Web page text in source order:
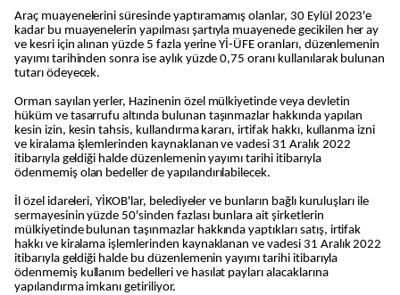
Araç muayenelerini süresinde yaptıramamış olanlar, 30 Eylül 2023'e
kadar bu muayenelerin yapılması şartıyla muayenede gecikilen her ay
ve kesri için alınan yüzde 5 fazla yerine Yİ-ÜFE oranları, düzenlemenin
yayımı tarihinden sonra ise aylık yüzde 0,75 oranı kullanılarak bulunan
tutarı ödeyecek.
Orman sayılan yerler, Hazinenin özel mülkiyetinde veya devletin
hüküm ve tasarrufu altında bulunan taşınmazlar hakkında yapılan
kesin izin, kesin tahsis, kullandırma kararı, irtifak hakkı, kullanma izni
ve kiralama işlemlerinden kaynaklanan ve vadesi 31 Aralık 2022
itibarıyla geldiği halde düzenlemenin yayımı tarihi itibarıyla
ödenmemiş olan bedeller de yapılandırılabilecek.
İl özel idareleri, YİKOB'lar, belediyeler ve bunların bağlı kuruluşları ile
sermayesinin yüzde 50'sinden fazlası bunlara ait şirketlerin
mülkiyetinde bulunan taşınmazlar hakkında yaptıkları satış, irtifak
hakkı ve kiralama işlemlerinden kaynaklanan ve vadesi 31 Aralık 2022
itibarıyla geldiği halde bu düzenlemenin yayımı tarihi itibarıyla
ödenmemiş kullanım bedelleri ve hasılat payları alacaklarına
yapılandırma imkanı getiriliyor.